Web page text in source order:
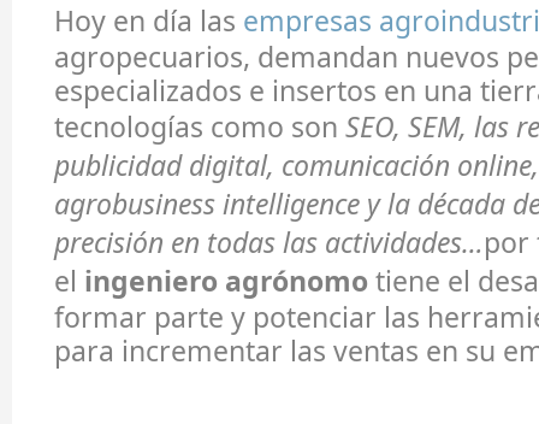
Hoy en día las empresas
agropecuarios, demandan nuevos
especializados e insertos en una
tecnologías como son SEO, SEM, las
publicidad digital, comunicación
agrobusiness intelligence y la década
precisión en todas las actividades…por
el ingeniero agrónomotiene el
formar parte y potenciar las
para incrementar las ventas en su